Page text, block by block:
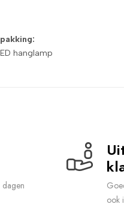
hanglamp
dagen
ook